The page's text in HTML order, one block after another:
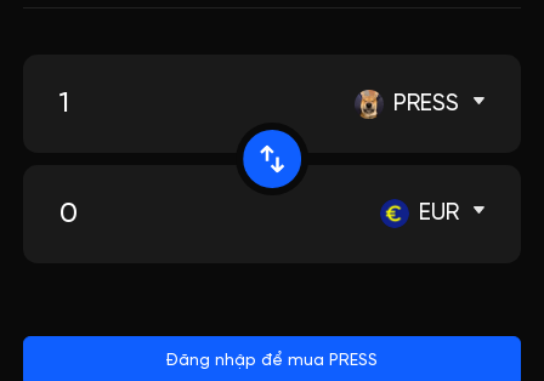
PRESS
EUR
Đăng nhập để mua PRESS